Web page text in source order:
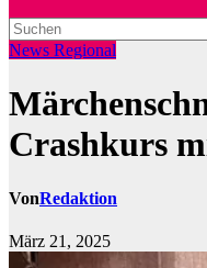
News Regional
Crashkurs
VonRedaktion
März 21, 2025